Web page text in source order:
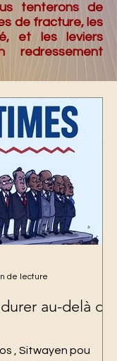
tenterons de
de fracture, les
et les leviers
redressement
au-delà du
, Sitwayen pou
de lecture